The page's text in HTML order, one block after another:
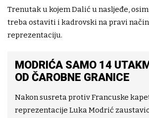
Trenutak u kojem Dalić u nasljeđe,
treba ostaviti i kadrovski na pravi
reprezentaciju.
MODRIĆA SAMO 14
OD ČAROBNE GRANICE
Nakon susreta protiv Francuske
reprezentacije Luka Modrić zaustavio